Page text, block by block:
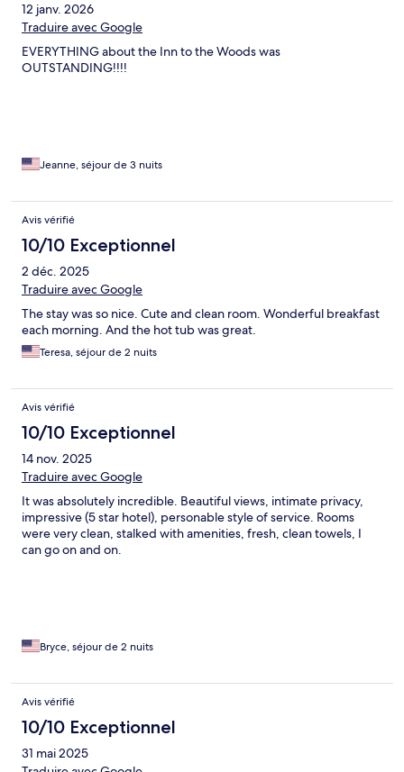
12 janv. 2026
Traduire avec Google
EVERYTHING about the Inn to the Woods was
OUTSTANDING!!!!
Jeanne, séjour de 3 nuits
Avis vérifié
10/10 Exceptionnel
2 déc. 2025
Traduire avec Google
The stay was so nice. Cute and clean room. Wonderful breakfast
each morning. And the hot tub was great.
Teresa, séjour de 2 nuits
Avis vérifié
10/10 Exceptionnel
14 nov. 2025
Traduire avec Google
It was absolutely incredible. Beautiful views, intimate privacy,
impressive (5 star hotel), personable style of service. Rooms
were very clean, stalked with amenities, fresh, clean towels, I
can go on and on.
Bryce, séjour de 2 nuits
Avis vérifié
10/10 Exceptionnel
31 mai 2025